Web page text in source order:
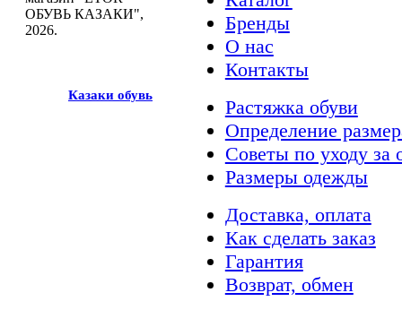
ОБУВЬ КАЗАКИ",
2026.
Казаки обувь
Бренды
О нас
Контакты
Растяжка обуви
Определение
Советы по уходу за
Размеры одежды
Доставка, оплата
Как сделать заказ
Гарантия
Возврат, обмен